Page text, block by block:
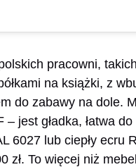
pracowni,
na książki, z
do zabawy na dole.
– jest gładka, łatwa
6027 lub ciepły ecru
zł. To więcej niż